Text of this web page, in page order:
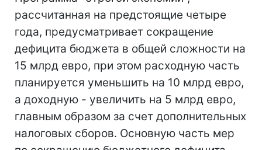
рассчитанная на предстоящие четыре
года, предусматривает сокращение
дефицита бюджета в общей сложности на
15 млрд евро, при этом расходную часть
планируется уменьшить на 10 млрд евро,
а доходную - увеличить на 5 млрд евро,
главным образом за счет дополнительных
налоговых сборов. Основную часть мер